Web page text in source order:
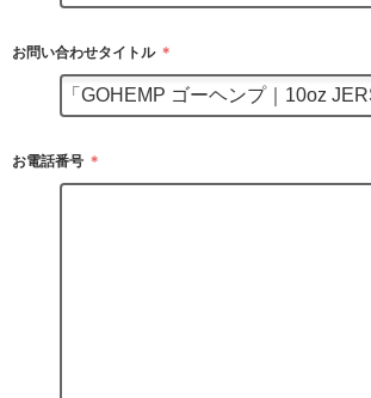
お問い合わせタイトル ＊
お電話番号 ＊